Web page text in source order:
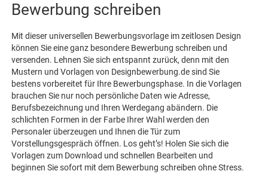
Bewerbung schreiben
Mit dieser universellen Bewerbungsvorlage im zeitlosen Design
können Sie eine ganz besondere Bewerbung schreiben und
versenden. Lehnen Sie sich entspannt zurück, denn mit den
Mustern und Vorlagen von Designbewerbung.de sind Sie
bestens vorbereitet für Ihre Bewerbungsphase. In die Vorlagen
brauchen Sie nur noch persönliche Daten wie Adresse,
Berufsbezeichnung und Ihren Werdegang abändern. Die
schlichten Formen in der Farbe Ihrer Wahl werden den
Personaler überzeugen und Ihnen die Tür zum
Vorstellungsgespräch öffnen. Los geht’s! Holen Sie sich die
Vorlagen zum Download und schnellen Bearbeiten und
beginnen Sie sofort mit dem Bewerbung schreiben ohne Stress.